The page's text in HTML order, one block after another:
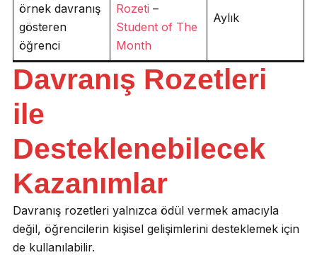
örnek davranış
gösteren
öğrenci
Rozeti –
Student of The
Month
Aylık
Davranış Rozetleri
ile
Desteklenebilecek
Kazanımlar
Davranış rozetleri yalnızca ödül vermek amacıyla
değil, öğrencilerin kişisel gelişimlerini desteklemek için
de kullanılabilir.